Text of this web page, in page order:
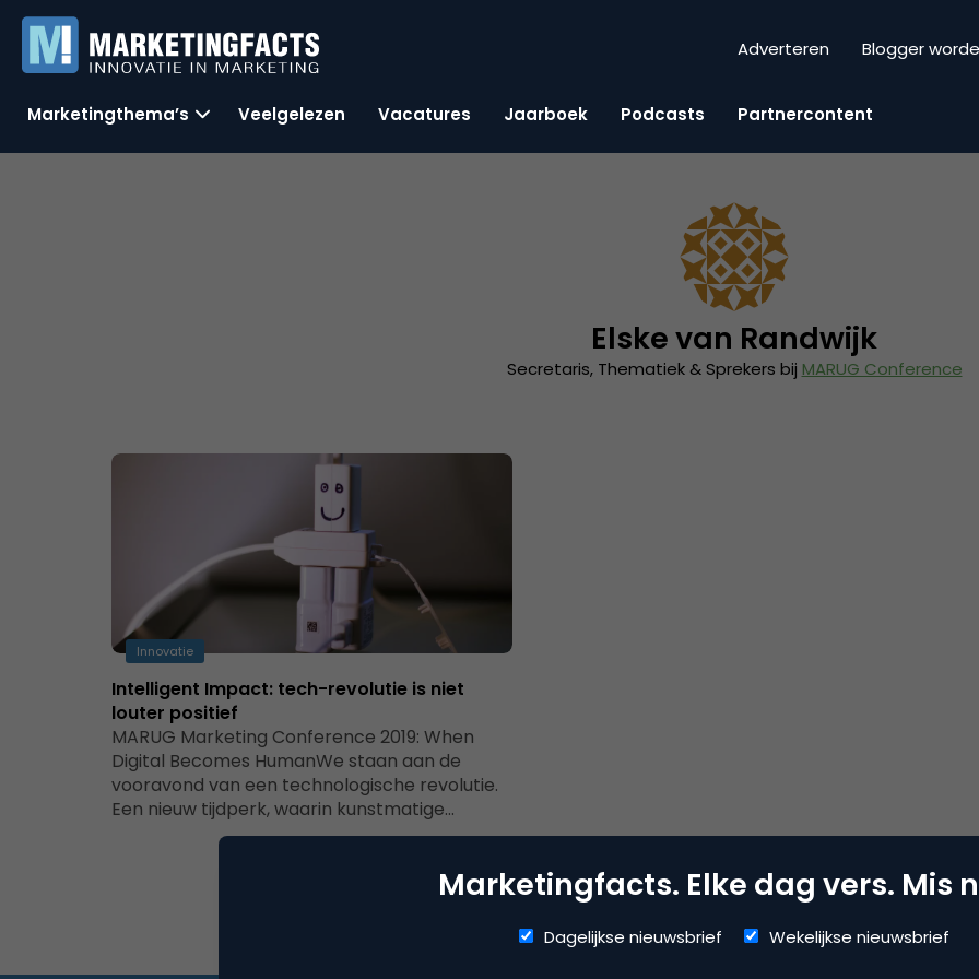
Adverteren Blogger
Marketingthema’s Veelgelezen Vacatures Jaarboek Podcasts Partnercontent
Elske van Randwijk
Secretaris, Thematiek & Sprekers bij MARUG Conference
Innovatie
Intelligent Impact: tech-revolutie is niet
louter positief
MARUG Marketing Conference 2019: When
Digital Becomes HumanWe staan aan de
vooravond van een technologische revolutie.
Een nieuw tijdperk, waarin kunstmatige…
Marketingfacts. Elke dag vers. Mis
Dagelijkse nieuwsbrief Wekelijkse nieuwsbrief